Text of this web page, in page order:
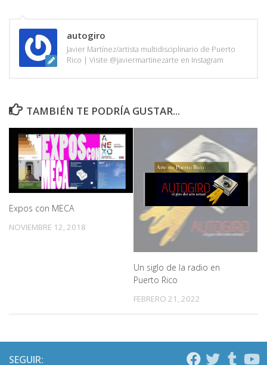
autogiro
Javier Martínez/artista multidisciplinario de Puerto
Rico | Visite @javiermartinezarte en Instagram
TAMBIÉN TE PODRÍA GUSTAR...
Expos con MECA
NOVIEMBRE 12, 2018
Un siglo de la radio en
Puerto Rico
FEBRERO 21, 2022
SEGUIR: